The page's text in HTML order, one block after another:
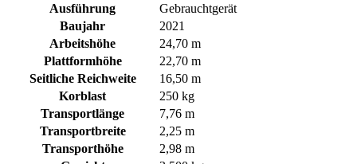
Ausführung
Gebrauchtgerät
Baujahr
2021
Arbeitshöhe
24,70 m
Plattformhöhe
22,70 m
Seitliche Reichweite
16,50 m
Korblast
250 kg
Transportlänge
7,76 m
Transportbreite
2,25 m
Transporthöhe
2,98 m